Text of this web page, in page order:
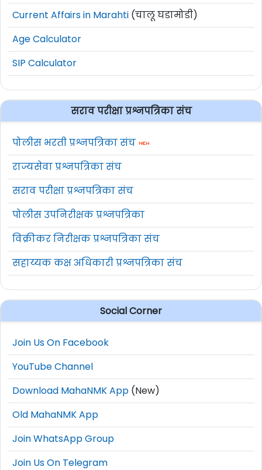
Current Affairs in Marahti (चालू घडामोडी)
Age Calculator
SIP Calculator
सराव परीक्षा प्रश्नपत्रिका संच
पोलीस भरती प्रश्नपत्रिका संच
राज्यसेवा प्रश्नपत्रिका संच
सराव परीक्षा प्रश्नपत्रिका संच
पोलीस उपनिरीक्षक प्रश्नपत्रिका
विक्रीकर निरीक्षक प्रश्नपत्रिका संच
सहाय्यक कक्ष अधिकारी प्रश्नपत्रिका संच
Social Corner
Join Us On Facebook
YouTube Channel
Download MahaNMK App (New)
Old MahaNMK App
Join WhatsApp Group
Join Us On Telegram